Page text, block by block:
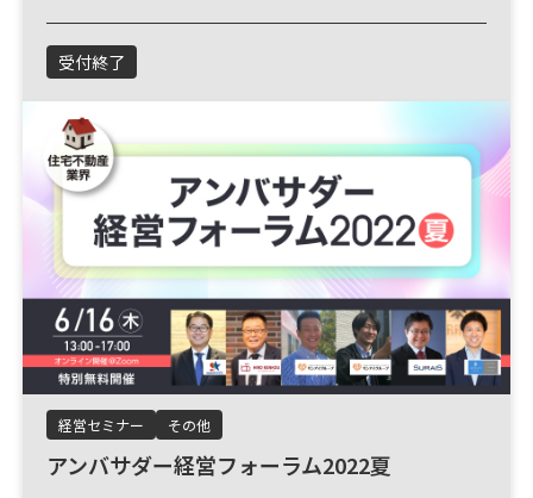
受付終了
経営セミナー その他
アンバサダー経営フォーラム2022夏